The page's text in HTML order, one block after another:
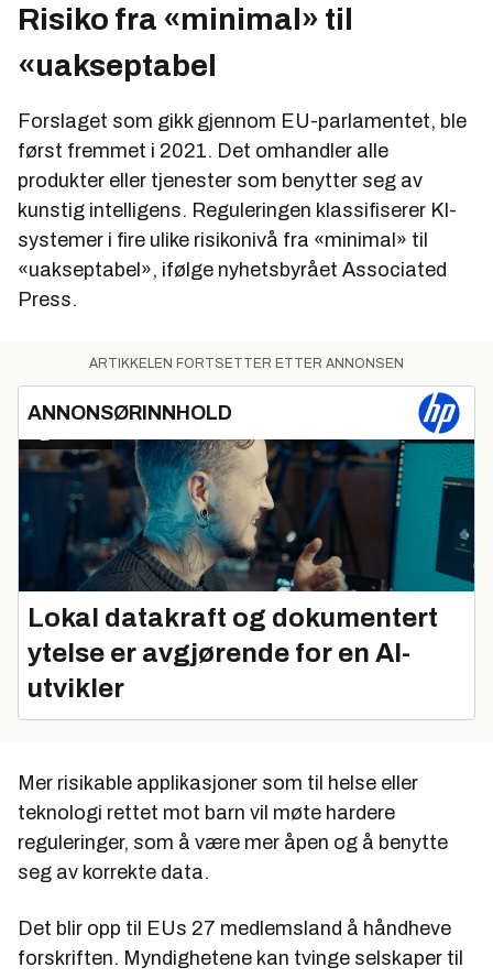
Risiko fra «minimal» til
«uakseptabel
Forslaget som gikk gjennom EU-parlamentet, ble
først fremmet i 2021. Det omhandler alle
produkter eller tjenester som benytter seg av
kunstig intelligens. Reguleringen klassifiserer KI-
systemer i fire ulike risikonivå fra «minimal» til
«uakseptabel», ifølge nyhetsbyrået Associated
Press.
ARTIKKELEN FORTSETTER ETTER ANNONSEN
ANNONSØRINNHOLD
Lokal datakraft og dokumentert
ytelse er avgjørende for en AI-
utvikler
Mer risikable applikasjoner som til helse eller
teknologi rettet mot barn vil møte hardere
reguleringer, som å være mer åpen og å benytte
seg av korrekte data.
Det blir opp til EUs 27 medlemsland å håndheve
forskriften. Myndighetene kan tvinge selskaper til